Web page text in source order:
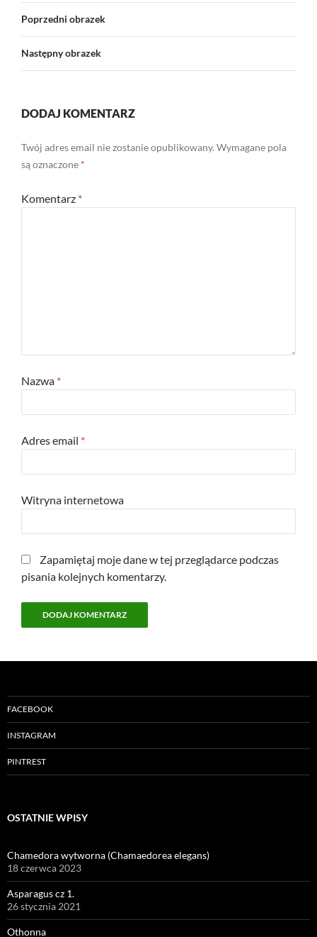
Poprzedni obrazek
Następny obrazek
DODAJ KOMENTARZ
Twój adres email nie zostanie opublikowany. Wymagane pola
są oznaczone *
Komentarz *
Nazwa *
Adres email *
Witryna internetowa
Zapamiętaj moje dane w tej przeglądarce podczas
pisania kolejnych komentarzy.
FACEBOOK
INSTAGRAM
PINTREST
OSTATNIE WPISY
Chamedora wytworna (Chamaedorea elegans)
18 czerwca 2023
Asparagus cz 1.
26 stycznia 2021
Othonna